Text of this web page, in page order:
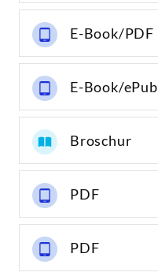
E-Book/PDF
E-Book/ePub
Broschur
PDF
PDF